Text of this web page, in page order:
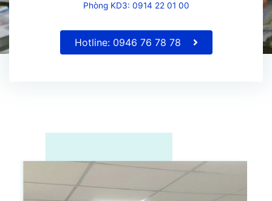
Phòng KD3: 0914 22 01 00
Hotline: 0946 76 78 78